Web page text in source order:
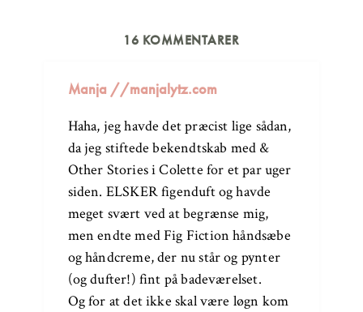
16 KOMMENTARER
Manja //manjalytz.com
Haha, jeg havde det præcist lige sådan,
da jeg stiftede bekendtskab med &
Other Stories i Colette for et par uger
siden. ELSKER figenduft og havde
meget svært ved at begrænse mig,
men endte med Fig Fiction håndsæbe
og håndcreme, der nu står og pynter
(og dufter!) fint på badeværelset.
Og for at det ikke skal være løgn kom